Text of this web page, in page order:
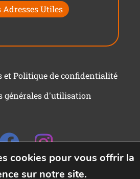
Adresses Utiles
et Politique de confidentialité
générales d'utilisation
cookies pour vous offrir la
sur notre site.